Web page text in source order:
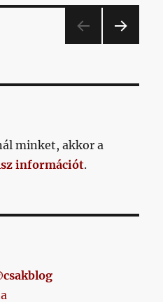
OLD
minket, akkor a
információt.